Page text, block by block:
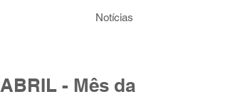
Notícias
ABRIL - Mês da